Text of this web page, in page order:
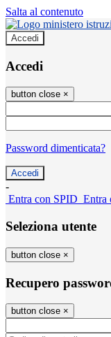
Salta al contenuto
Accedi
Accedi
button close ×
Password dimenticata?
-
Entra con SPID Entra
Seleziona utente
button close ×
Recupero
button close ×